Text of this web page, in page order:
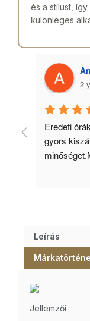
és a stílust,
különleges
2
Eredeti
gyors
Leírás
Jellemzői